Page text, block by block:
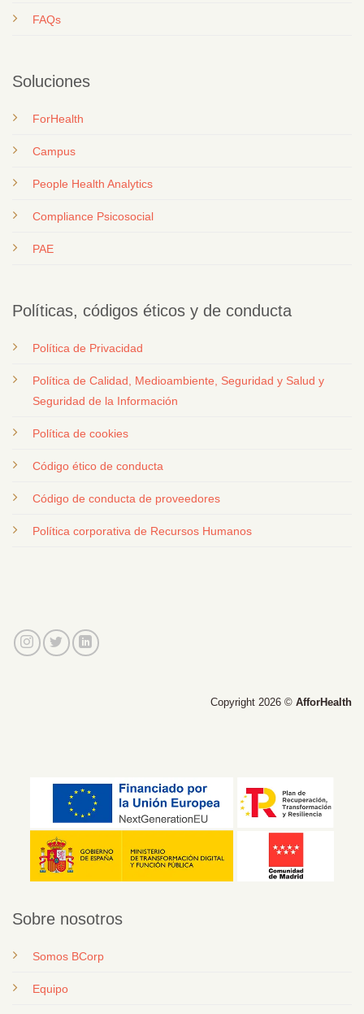
FAQs
Soluciones
ForHealth
Campus
People Health Analytics
Compliance Psicosocial
PAE
Políticas, códigos éticos y de conducta
Política de Privacidad
Política de Calidad, Medioambiente, Seguridad y Salud y
Seguridad de la Información
Política de cookies
Código ético de conducta
Código de conducta de proveedores
Política corporativa de Recursos Humanos
Copyright 2026 © AfforHealth
Sobre nosotros
Somos BCorp
Equipo